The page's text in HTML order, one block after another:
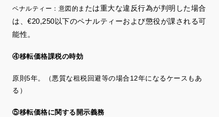
ペナルティー：意図的ま たは重大な違反行為が判明した場合
は、€20,250以下のペナルティーおよび懲役が課される可
能性。
④移転価格課税の時効
原則5年。（悪質な租税回避等の場合12年になるケースもあ
る）
⑤移転価格に関する開示義務